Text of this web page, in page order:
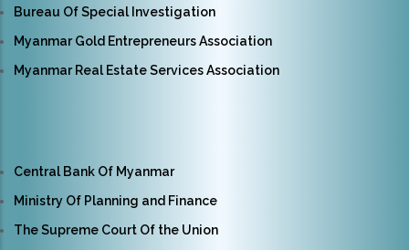
Bureau Of Special Investigation
Myanmar Gold Entrepreneurs Association
Myanmar Real Estate Services Association
Central Bank Of Myanmar
Ministry Of Planning and Finance
The Supreme Court Of the Union